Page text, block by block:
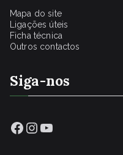
Mapa do site
Ligações úteis
Ficha técnica
Outros contactos
Siga-nos
Facebook
Instagram
YouTube